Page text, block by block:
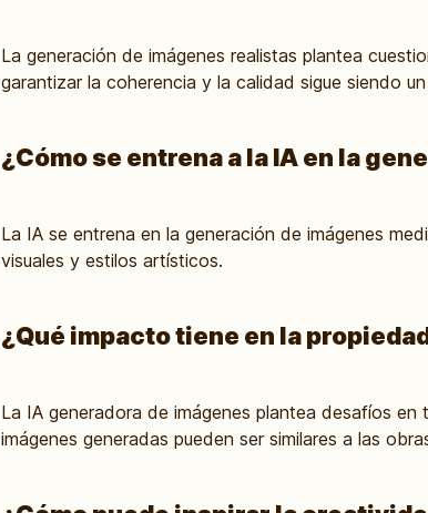
La generación de imágenes realistas plantea
garantizar la coherencia y la calidad sigue siendo
¿Cómo se entrena a la IA en la
La IA se entrena en la generación de imágenes
visuales y estilos artísticos.
¿Qué impacto tiene en la
La IA generadora de imágenes plantea desafíos
imágenes generadas pueden ser similares a las